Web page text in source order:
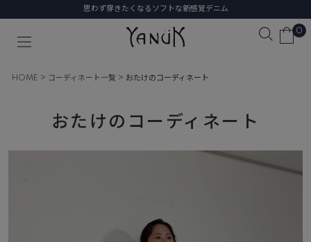
思わず穿きたくなるソフトな新感覚デニム
0
HOME コーディネート一覧 おたけのコーディネート
おたけのコーディネート